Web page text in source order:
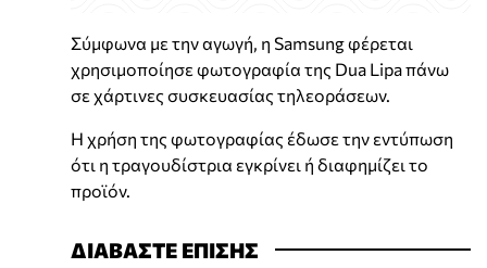
Σύμφωνα με την αγωγή, η Samsung φέρεται
χρησιμοποίησε φωτογραφία της Dua Lipa πάνω
σε χάρτινες συσκευασίας τηλεοράσεων.
Η χρήση της φωτογραφίας έδωσε την εντύπωση
ότι η τραγουδίστρια εγκρίνει ή διαφημίζει το
προϊόν.
ΔΙΑΒΑΣΤΕ ΕΠΙΣΗΣ